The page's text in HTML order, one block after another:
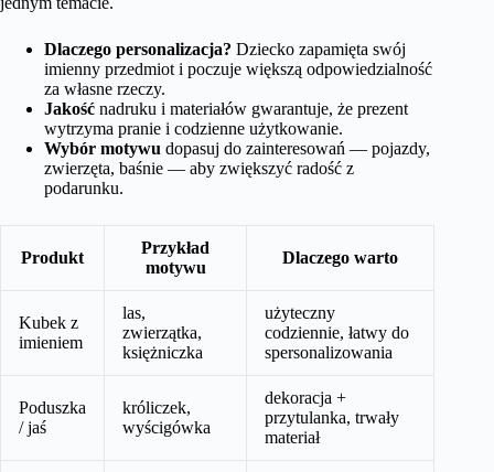
Dlaczego personalizacja? Dziecko zapamięta swój
imienny przedmiot i poczuje większą odpowiedzialność
za własne rzeczy.
Jakość nadruku i materiałów gwarantuje, że prezent
wytrzyma pranie i codzienne użytkowanie.
Wybór motywu dopasuj do zainteresowań — pojazdy,
zwierzęta, baśnie — aby zwiększyć radość z
podarunku.
Produkt
Przykład
motywu
Dlaczego warto
Kubek z
imieniem
las,
zwierzątka,
księżniczka
użyteczny
codziennie, łatwy do
spersonalizowania
Poduszka
/ jaś
króliczek,
wyścigówka
dekoracja +
przytulanka, trwały
materiał